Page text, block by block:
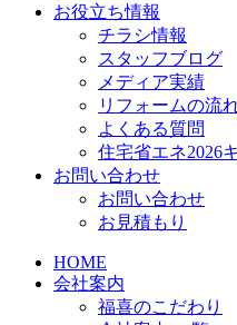
お役立ち情報
チラシ情報
スタッフブログ
メディア実績
リフォームの流
よくある質問
住宅省エネ2026
お問い合わせ
お問い合わせ
お見積もり
HOME
会社案内
福喜のこだわり